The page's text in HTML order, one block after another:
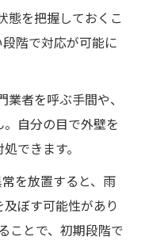
態を把握しておくこ
階で対応が可能に
者を呼ぶ手間や、
自分の目で外壁を
できます。
を放置すると、雨
ぼす可能性があり
ことで、初期段階で